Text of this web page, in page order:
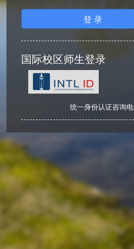
登 录
国际校区师生登录
统一身份认证咨询